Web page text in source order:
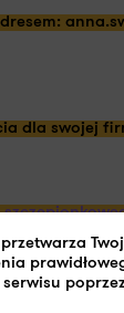
dla swojej
przetrwać